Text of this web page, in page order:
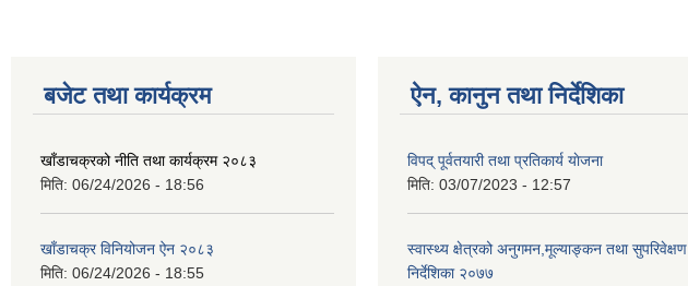
बजेट तथा कार्यक्रम
खाँडाचक्रको नीति तथा कार्यक्रम २०८३
मिति: 06/24/2026 - 18:56
खाँडाचक्र विनियोजन ऐन २०८३
मिति: 06/24/2026 - 18:55
ऐन, कानुन तथा निर्देशिका
विपद् पूर्वतयारी तथा प्रतिकार्य याेजना
मिति: 03/07/2023 - 12:57
स्वास्थ्य क्षेत्रको अनुगमन,मूल्याङ्कन तथा सुपरिवेक्षण
निर्देशिका २०७७